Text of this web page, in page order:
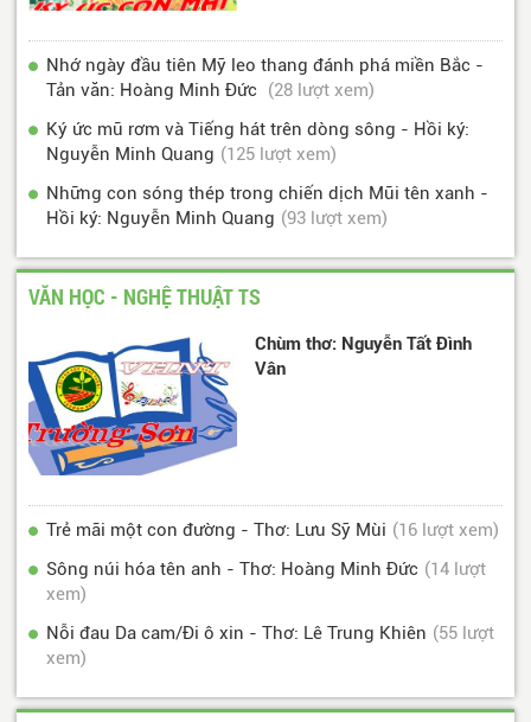
Nhớ ngày đầu tiên Mỹ leo thang đánh phá miền Bắc -
Tản văn: Hoàng Minh Đức
(28 lượt xem)
Ký ức mũ rơm và Tiếng hát trên dòng sông - Hồi ký:
Nguyễn Minh Quang (125 lượt xem)
Những con sóng thép trong chiến dịch Mũi tên xanh -
Hồi ký: Nguyễn Minh Quang (93 lượt xem)
VĂN HỌC - NGHỆ THUẬT TS
Chùm thơ: Nguyễn Tất Đình
Vân
Trẻ mãi một con đường - Thơ: Lưu Sỹ Mùi (16 lượt xem)
Sông núi hóa tên anh - Thơ: Hoàng Minh Đức (14 lượt
xem)
Nỗi đau Da cam/Đi ô xin - Thơ: Lê Trung Khiên (55 lượt
xem)